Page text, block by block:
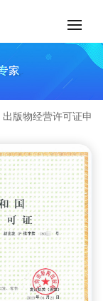
出版物经营许可证申